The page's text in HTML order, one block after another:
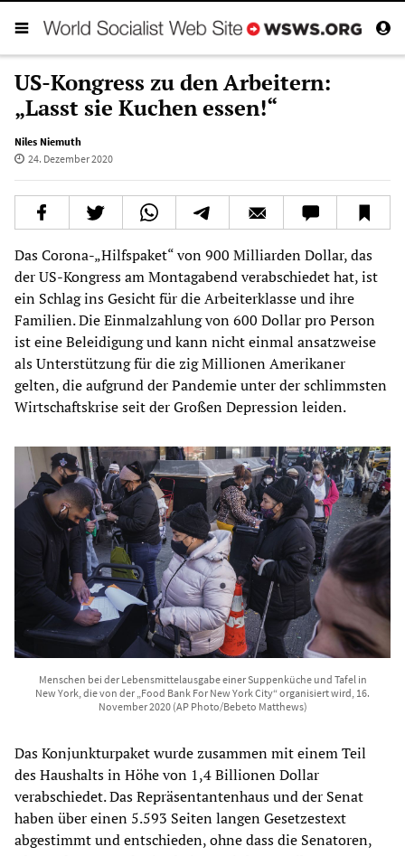
US-Kongress zu den Arbeitern:
„Lasst sie Kuchen essen!“
Niles Niemuth
24. Dezember 2020
Das Corona-„Hilfspaket“ von 900 Milliarden Dollar, das
der US-Kongress am Montagabend verabschiedet hat, ist
ein Schlag ins Gesicht für die Arbeiterklasse und ihre
Familien. Die Einmalzahlung von 600 Dollar pro Person
ist eine Beleidigung und kann nicht einmal ansatzweise
als Unterstützung für die zig Millionen Amerikaner
gelten, die aufgrund der Pandemie unter der schlimmsten
Wirtschaftskrise seit der Großen Depression leiden.
Menschen bei der Lebensmittelausgabe einer Suppenküche und Tafel in
New York, die von der „Food Bank For New York City“ organisiert wird, 16.
November 2020 (AP Photo/Bebeto Matthews)
Das Konjunkturpaket wurde zusammen mit einem Teil
des Haushalts in Höhe von 1,4 Billionen Dollar
verabschiedet. Das Repräsentantenhaus und der Senat
haben über einen 5.593 Seiten langen Gesetzestext
abgestimmt und entschieden, ohne dass die Senatoren,